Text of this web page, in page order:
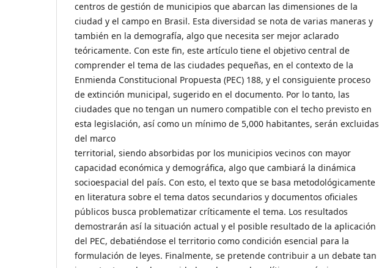
centros de gestión de municipios que abarcan las dimensiones de la
ciudad y el campo en Brasil. Esta diversidad se nota de varias maneras y
también en la demografía, algo que necesita ser mejor aclarado
teóricamente. Con este fin, este artículo tiene el objetivo central de
comprender el tema de las ciudades pequeñas, en el contexto de la
Enmienda Constitucional Propuesta (PEC) 188, y el consiguiente proceso
de extinción municipal, sugerido en el documento. Por lo tanto, las
ciudades que no tengan un numero compatible con el techo previsto en
esta legislación, así como un mínimo de 5,000 habitantes, serán excluidas
del marco
territorial, siendo absorbidas por los municipios vecinos con mayor
capacidad económica y demográfica, algo que cambiará la dinámica
socioespacial del país. Con esto, el texto que se basa metodológicamente
en literatura sobre el tema datos secundarios y documentos oficiales
públicos busca problematizar críticamente el tema. Los resultados
demostrarán así la situación actual y el posible resultado de la aplicación
del PEC, debatiéndose el territorio como condición esencial para la
formulación de leyes. Finalmente, se pretende contribuir a un debate tan